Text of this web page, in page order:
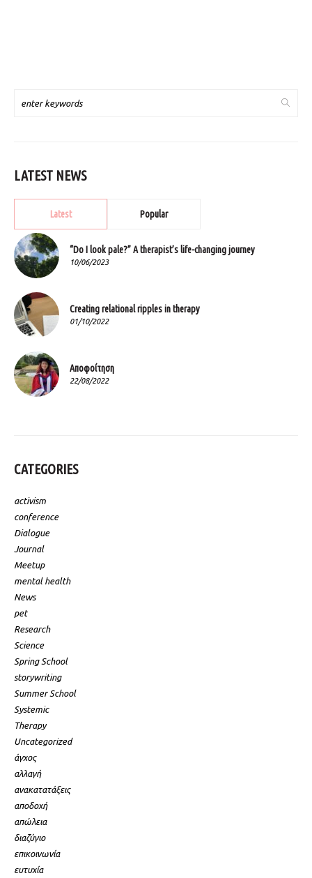
LATEST NEWS
Latest Popular
“Do I look pale?” A therapist’s life-changing journey
10/06/2023
Creating relational ripples in therapy
01/10/2022
Αποφοίτηση
22/08/2022
CATEGORIES
activism
conference
Dialogue
Journal
Meetup
mental health
News
pet
Research
Science
Spring School
storywriting
Summer School
Systemic
Therapy
Uncategorized
άγχος
αλλαγή
ανακατατάξεις
αποδοχή
απώλεια
διαζύγιο
επικοινωνία
ευτυχία